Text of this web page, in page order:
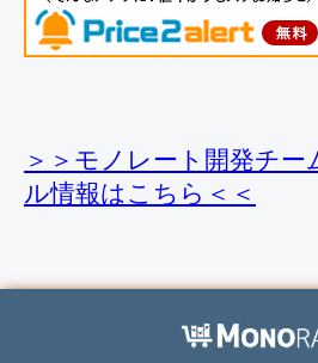
＞＞モノレート開発チー
ル情報はこちら＜＜